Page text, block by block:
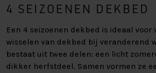
4 SEIZOENEN DEKBED
Een 4 seizoenen dekbed is ideaal voor
wisselen van dekbed bij veranderend
bestaat uit twee delen: een licht
dikker herfstdeel. Samen vormen ze